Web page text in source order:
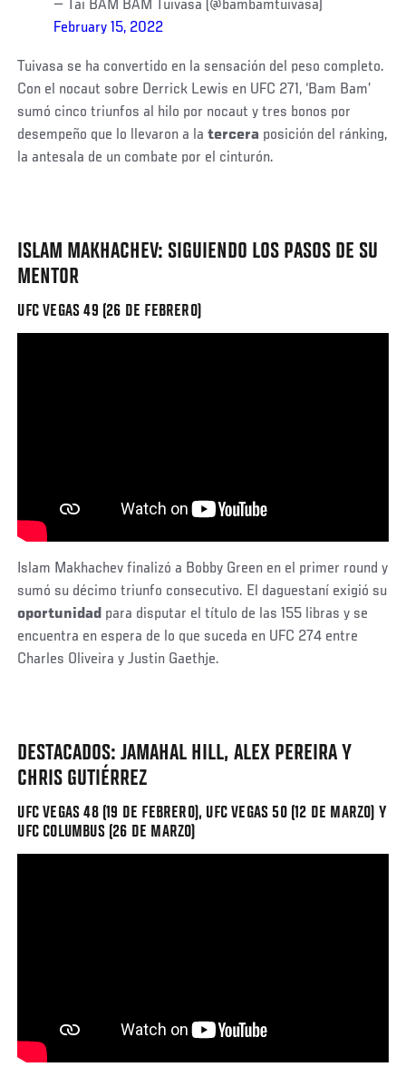
— Tai BAM BAM Tuivasa (@bambamtuivasa)
February 15, 2022
Tuivasa se ha convertido en la sensación del peso completo.
Con el nocaut sobre Derrick Lewis en UFC 271, ‘Bam Bam’
sumó cinco triunfos al hilo por nocaut y tres bonos por
desempeño que lo llevaron a latercera posición del ránking,
la antesala de un combate por el cinturón.
ISLAM MAKHACHEV: SIGUIENDO LOS PASOS DE SU
MENTOR
UFC VEGAS 49 (26 DE FEBRERO)
Islam Makhachev finalizó a Bobby Green en el primer round y
sumó su décimo triunfo consecutivo. El daguestaní exigió su
oportunidad para disputar el título de las 155 libras y se
encuentra en espera de lo que suceda en UFC 274 entre
Charles Oliveira y Justin Gaethje.
DESTACADOS: JAMAHAL HILL, ALEX PEREIRA Y
CHRIS GUTIÉRREZ
UFC VEGAS 48 (19 DE FEBRERO), UFC VEGAS 50 (12 DE MARZO) Y
UFC COLUMBUS (26 DE MARZO)